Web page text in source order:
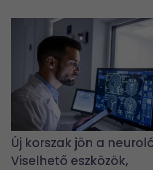
Új korszak jön a
Viselhető eszközök,